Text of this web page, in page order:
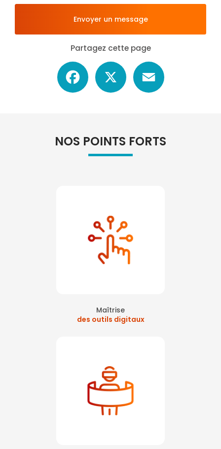
Envoyer un message
Partagez cette page
Facebook
NOS POINTS FORTS
Maîtrise
des outils digitaux